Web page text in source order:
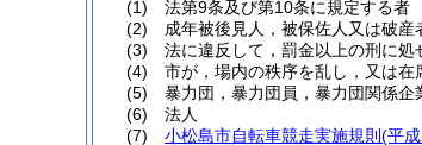
(1)
法第9条及び第10条に規定する者
(2)
成年被後見人，被保佐人又は破
(3)
法に違反して，罰金以上の刑に処
(4)
市が，場内の秩序を乱し，又は
(5)
暴力団，暴力団員，暴力団関係
(6)
法人
(7)
小松島市自転車競走実施規則 (平